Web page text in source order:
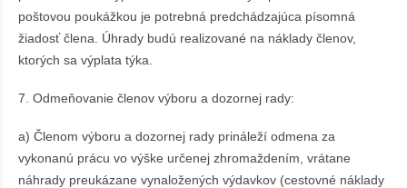
poštovou poukážkou je potrebná predchádzajúca písomná
žiadosť člena. Úhrady budú realizované na náklady členov,
ktorých sa výplata týka.
7. Odmeňovanie členov výboru a dozornej rady:
a) Členom výboru a dozornej rady prináleží odmena za
vykonanú prácu vo výške určenej zhromaždením, vrátane
náhrady preukázane vynaložených výdavkov (cestovné náklady